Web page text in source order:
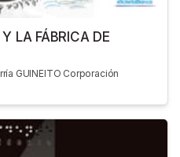
LA FÁBRICA DE
GUINEITO Corporación